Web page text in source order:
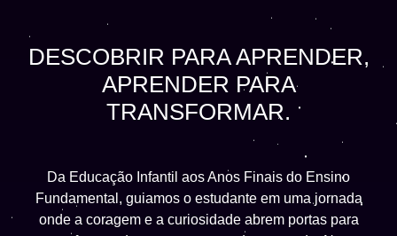
DESCOBRIR​ PARA APRENDER,
APRENDER PARA​
TRANSFORMAR.
Da Educação Infantil aos Anos Finais do Ensino
Fundamental, guiamos o estudante em uma jornada
onde a coragem e a curiosidade abrem portas para